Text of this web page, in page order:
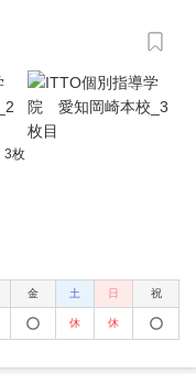
3枚
金 土 日 祝
休 休